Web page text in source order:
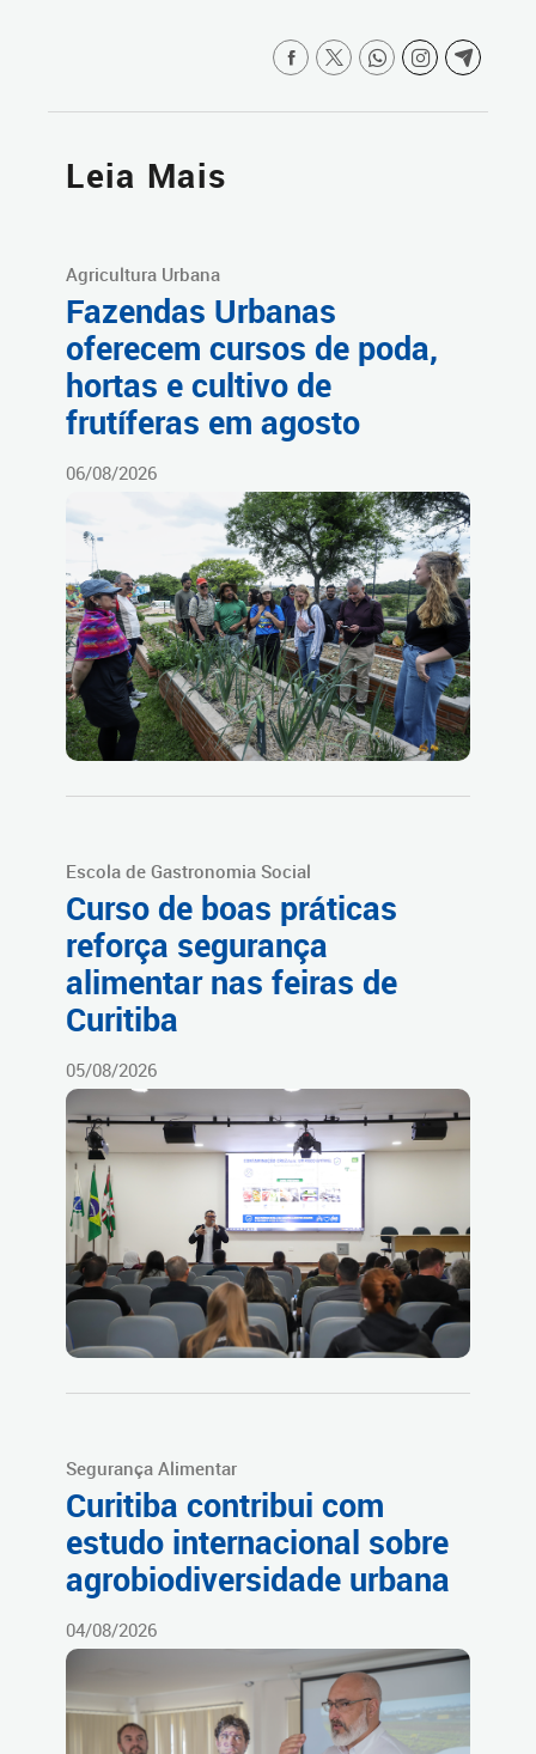
Leia Mais
Agricultura Urbana
Fazendas Urbanas
oferecem cursos de poda,
hortas e cultivo de
frutíferas em agosto
06/08/2026
Escola de Gastronomia Social
Curso de boas práticas
reforça segurança
alimentar nas feiras de
Curitiba
05/08/2026
Segurança Alimentar
Curitiba contribui com
estudo internacional sobre
agrobiodiversidade urbana
04/08/2026